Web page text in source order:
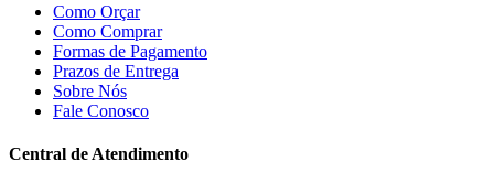
Como Orçar
Como Comprar
Formas de Pagamento
Prazos de Entrega
Sobre Nós
Fale Conosco
Central de Atendimento